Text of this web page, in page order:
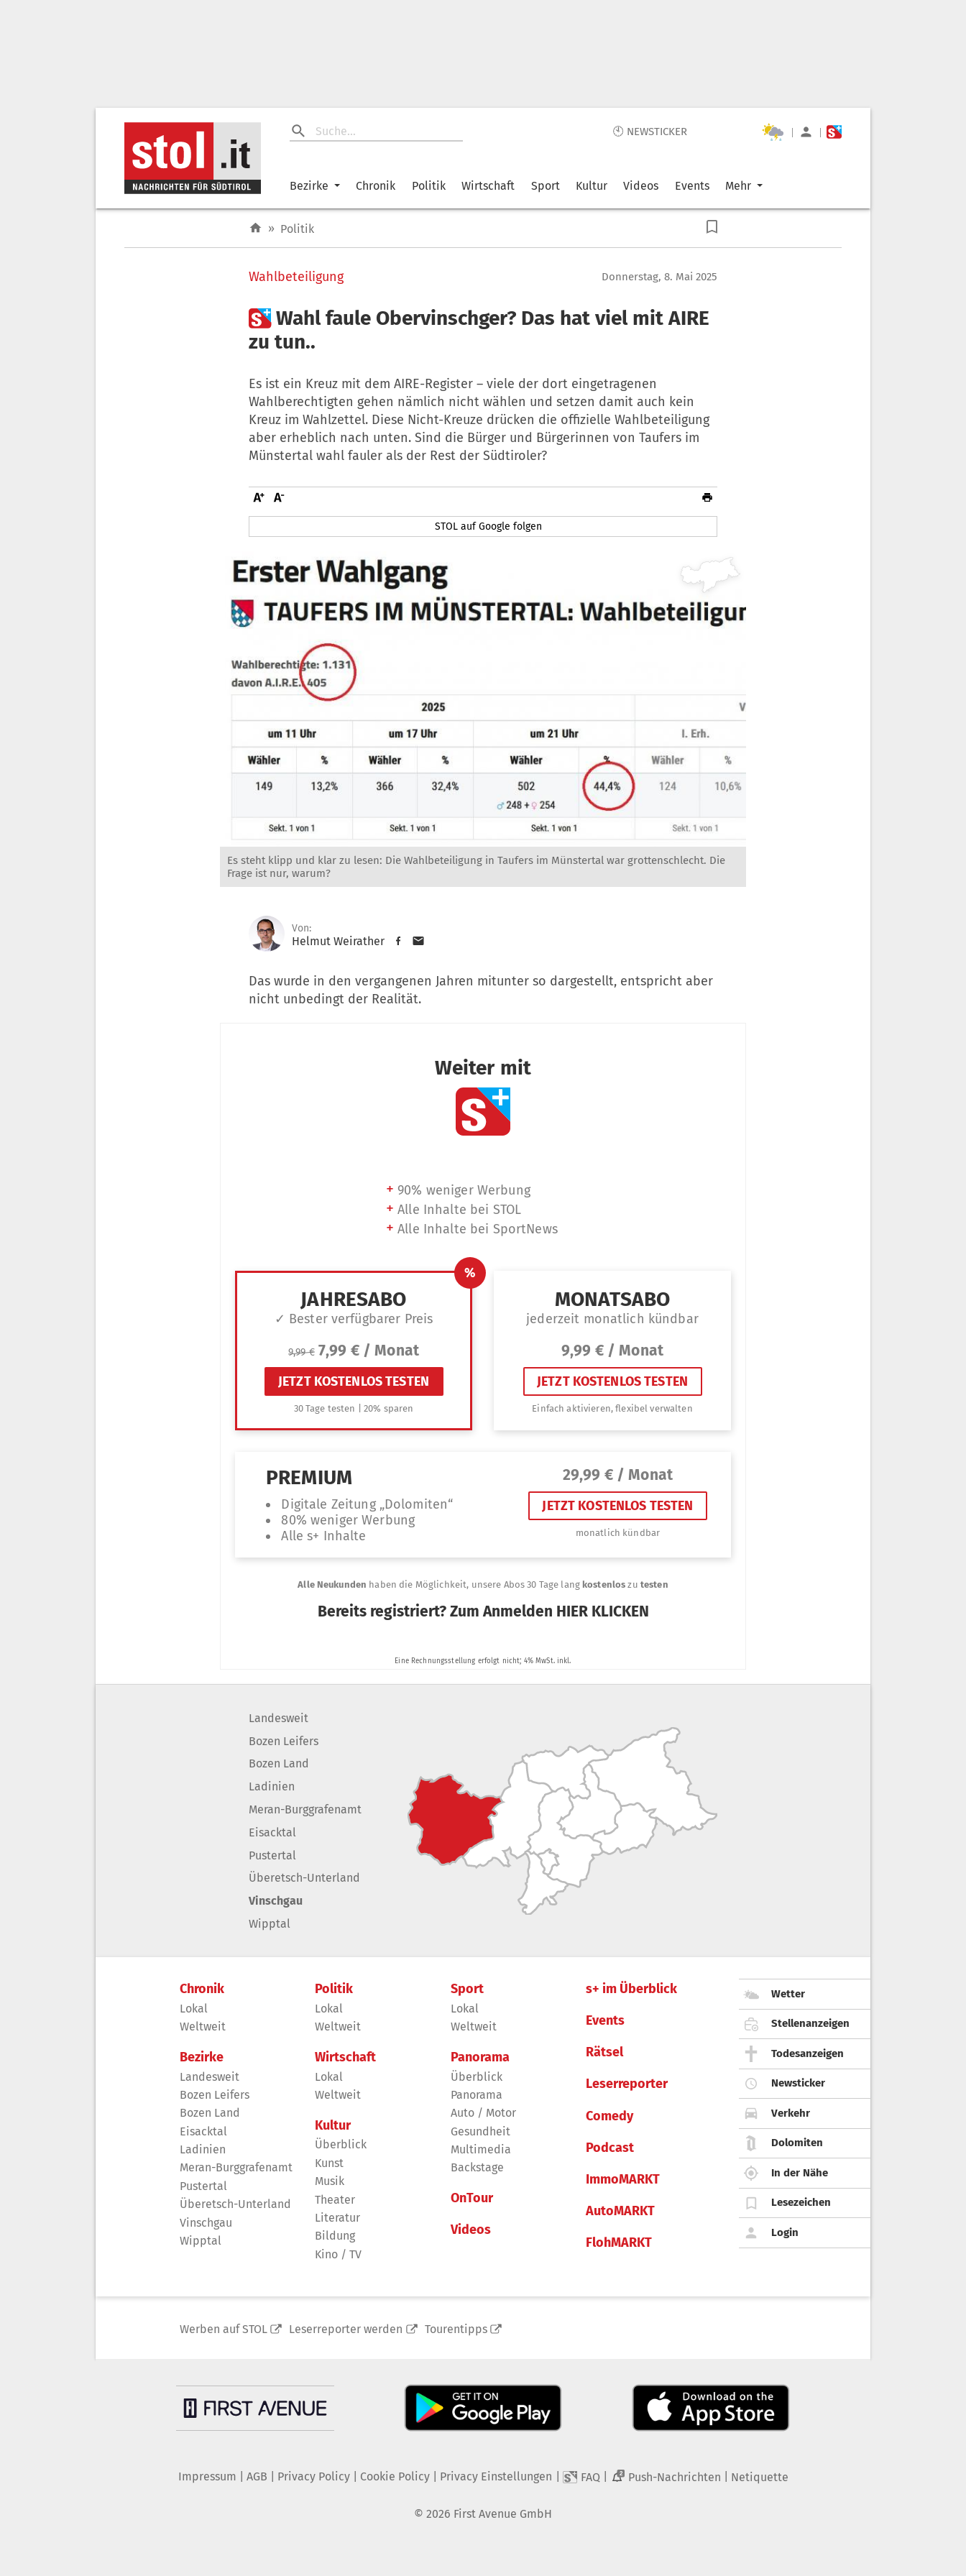
🕙 NEWSTICKER | |
Bezirke Chronik Politik Wirtschaft Sport Kultur Videos Events Mehr
» Politik
Wahlbeteiligung Donnerstag, 8. Mai 2025
Wahl faule Obervinschger? Das hat viel mit AIRE
zu tun..
Es ist ein Kreuz mit dem AIRE-Register – viele der dort eingetragenen
Wahlberechtigten gehen nämlich nicht wählen und setzen damit auch kein
Kreuz im Wahlzettel. Diese Nicht-Kreuze drücken die offizielle Wahlbeteiligung
aber erheblich nach unten. Sind die Bürger und Bürgerinnen von Taufers im
Münstertal wahl fauler als der Rest der Südtiroler?
STOL auf Google folgen
Es steht klipp und klar zu lesen: Die Wahlbeteiligung in Taufers im Münstertal war grottenschlecht. Die
Frage ist nur, warum?
Von:
Helmut Weirather
Das wurde in den vergangenen Jahren mitunter so dargestellt, entspricht aber
nicht unbedingt der Realität.
Landesweit
Bozen Leifers
Bozen Land
Ladinien
Meran-Burggrafenamt
Eisacktal
Pustertal
Überetsch-Unterland
Vinschgau
Wipptal
Chronik
Lokal
Weltweit
Bezirke
Landesweit
Bozen Leifers
Bozen Land
Eisacktal
Ladinien
Meran-Burggrafenamt
Pustertal
Überetsch-Unterland
Vinschgau
Wipptal
Politik
Lokal
Weltweit
Wirtschaft
Lokal
Weltweit
Kultur
Überblick
Kunst
Musik
Theater
Literatur
Bildung
Kino / TV
Sport
Lokal
Weltweit
Panorama
Überblick
Panorama
Auto / Motor
Gesundheit
Multimedia
Backstage
OnTour
Videos
s+ im Überblick
Events
Rätsel
Leserreporter
Comedy
Podcast
ImmoMARKT
AutoMARKT
FlohMARKT
Wetter
Stellenanzeigen
Todesanzeigen
Newsticker
Verkehr
Dolomiten
In der Nähe
Lesezeichen
Login
Werben auf STOL Leserreporter werden Tourentipps
Impressum AGB Privacy Policy| Cookie Policy| Privacy Einstellungen FAQ 2 Push-Nachrichten Netiquette
© 2026 First Avenue GmbH